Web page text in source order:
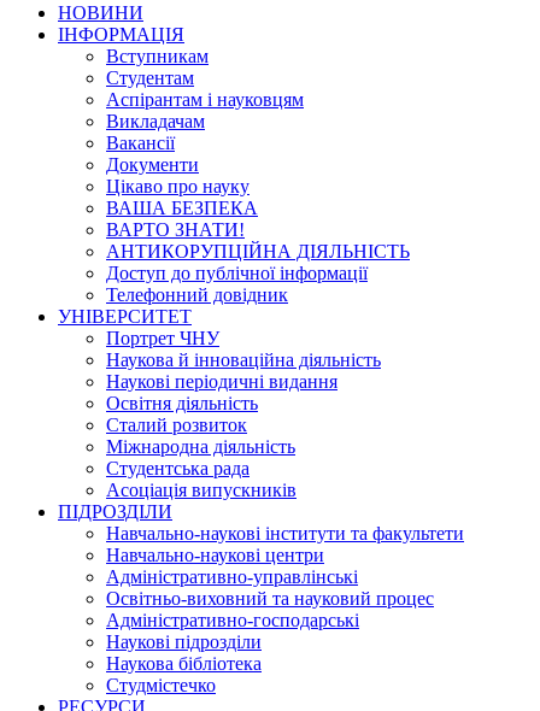
НОВИНИ
ІНФОРМАЦІЯ
Вступникам
Студентам
Аспірантам і науковцям
Викладачам
Вакансії
Документи
Цікаво про науку
ВАША БЕЗПЕКА
ВАРТО ЗНАТИ!
АНТИКОРУПЦІЙНА ДІЯЛЬНІСТЬ
Доступ до публічної інформації
Телефонний довідник
УНІВЕРСИТЕТ
Портрет ЧНУ
Наукова й інноваційна діяльність
Наукові періодичні видання
Освітня діяльність
Сталий розвиток
Міжнародна діяльність
Студентська рада
Асоціація випускників
ПІДРОЗДІЛИ
Навчально-наукові інститути та факультети
Навчально-наукові центри
Адміністративно-управлінські
Освітньо-виховний та науковий процес
Адміністративно-господарські
Наукові підрозділи
Наукова бібліотека
Студмістечко
РЕСУРСИ